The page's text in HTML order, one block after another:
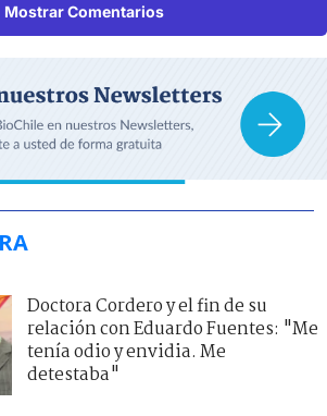
Mostrar Comentarios
Doctora Cordero y el fin de su
relación con Eduardo Fuentes: "Me
tenía odio y envidia. Me
detestaba"